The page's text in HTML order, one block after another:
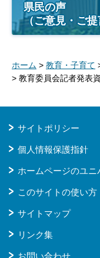
県民の声
（ご意見・ご提
ホーム > 教育・子育て
> 教育委員会記者発表
サイトポリシー
個人情報保護指針
ホームページのユ
このサイトの使い方
サイトマップ
リンク集
お問い合わせ